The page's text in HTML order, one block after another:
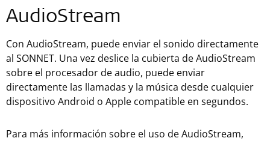
AudioStream
Con AudioStream, puede enviar el sonido directamente
al SONNET. Una vez deslice la cubierta de AudioStream
sobre el procesador de audio, puede enviar
directamente las llamadas y la música desde cualquier
dispositivo Android o Apple compatible en segundos.
Para más información sobre el uso de AudioStream,